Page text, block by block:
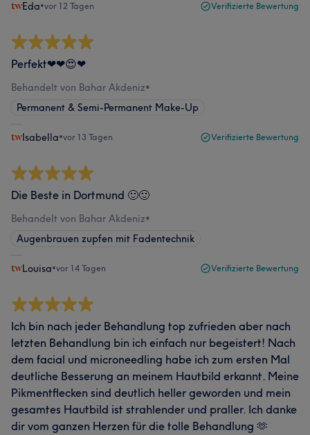
Eda•vor 12 Tagen Verifizierte Bewertung
Perfekt❤❤😍❤
Behandelt von Bahar Akdeniz•
Permanent & Semi-Permanent Make-Up
Isabella•vor 13 Tagen Verifizierte Bewertung
Die Beste in Dortmund 🙂🙂
Behandelt von Bahar Akdeniz•
Augenbrauen zupfen mit Fadentechnik
Louisa•vor 14 Tagen Verifizierte Bewertung
Ich bin nach jeder Behandlung top zufrieden aber nach
letzten Behandlung bin ich einfach nur begeistert! Nach
dem facial und microneedling habe ich zum ersten Mal
deutliche Besserung an meinem Hautbild erkannt. Meine
Pikmentflecken sind deutlich heller geworden und mein
gesamtes Hautbild ist strahlender und praller. Ich danke
dir vom ganzen Herzen für die tolle Behandlung 🫶